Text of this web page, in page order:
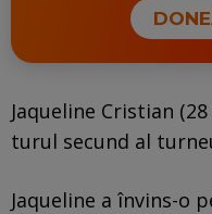
Jaqueline Cristian
turul secund al
Jaqueline a învins-o